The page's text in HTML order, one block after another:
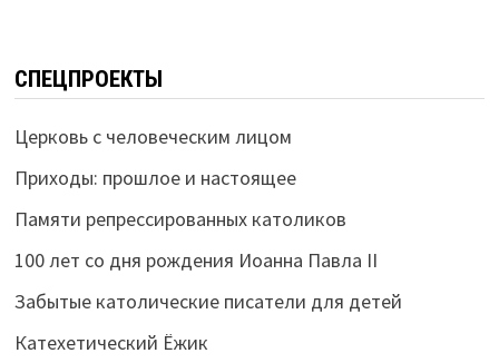
СПЕЦПРОЕКТЫ
Церковь с человеческим лицом
Приходы: прошлое и настоящее
Памяти репрессированных католиков
100 лет со дня рождения Иоанна Павла II
Забытые католические писатели для детей
Катехетический Ёжик